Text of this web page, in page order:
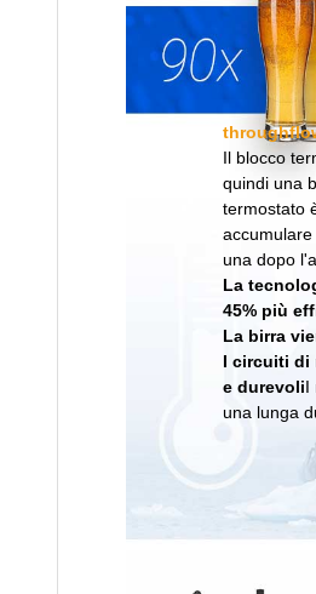
Il blocco
quindi una
termostato
una dopo
La
45% più
La birra
I circuiti di
e durevoliI
una lunga